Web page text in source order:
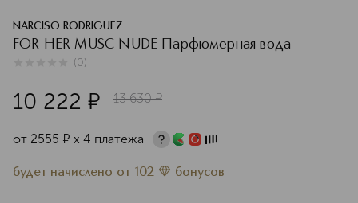
NARCISO RODRIGUEZ
FOR HER MUSC NUDE Парфюмерная вода
(0)
10 222 ¤ 13 630 ¤
от 2555 ¤ х 4 платежа
будет начислено от 102 бонусов